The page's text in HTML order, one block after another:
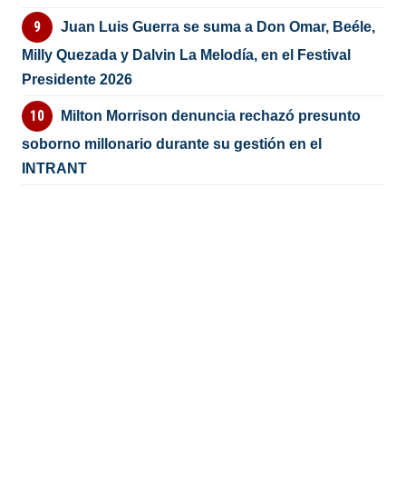
Juan Luis Guerra se suma a Don Omar, Beéle,
Milly Quezada y Dalvin La Melodía, en el Festival
Presidente 2026
Milton Morrison denuncia rechazó presunto
soborno millonario durante su gestión en el
INTRANT